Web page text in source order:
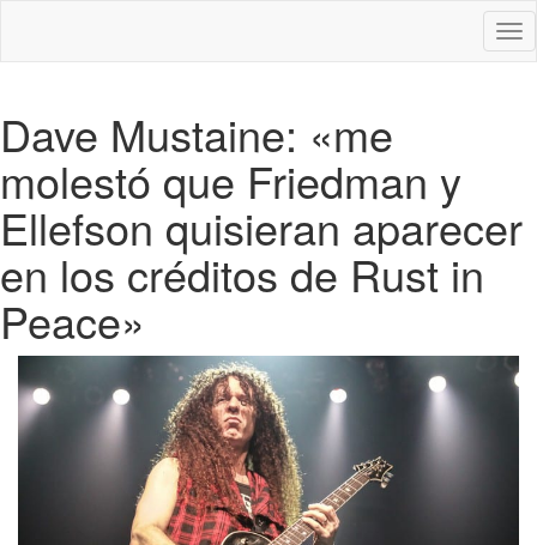
Dave Mustaine: «me
molestó que Friedman y
Ellefson quisieran aparecer
en los créditos de Rust in
Peace»